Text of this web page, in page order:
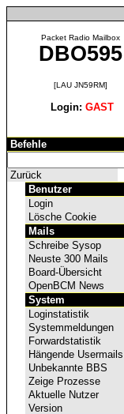
Packet Radio Mailbox
DBO595
[LAU JN59RM]
Login: GAST
Befehle
Zurück
Benutzer
Login
Lösche Cookie
Mails
Schreibe Sysop
Neuste 300 Mails
Board-Übersicht
OpenBCM News
System
Loginstatistik
Systemmeldungen
Forwardstatistik
Hängende Usermails
Unbekannte BBS
Zeige Prozesse
Aktuelle Nutzer
Version